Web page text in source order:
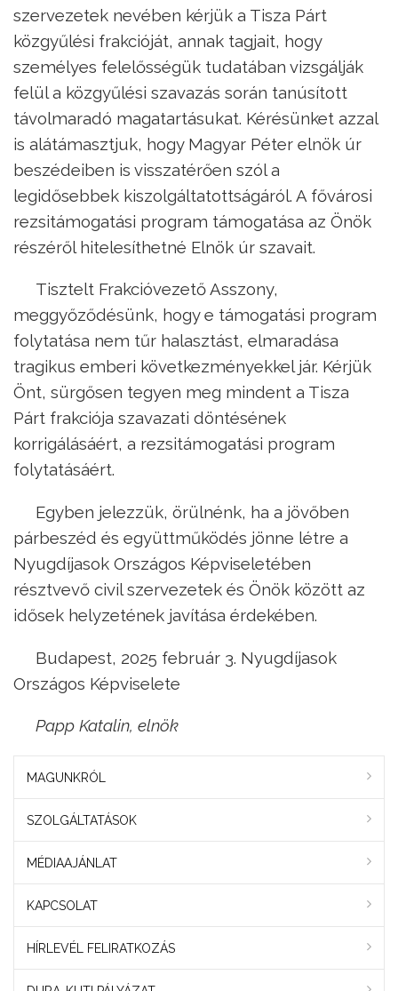
szervezetek nevében kérjük a Tisza Párt
közgyűlési frakcióját, annak tagjait, hogy
személyes felelősségük tudatában vizsgálják
felül a közgyűlési szavazás során tanúsított
távolmaradó magatartásukat. Kérésünket azzal
is alátámasztjuk, hogy Magyar Péter elnök úr
beszédeiben is visszatérően szól a
legidősebbek kiszolgáltatottságáról. A fővárosi
rezsitámogatási program támogatása az Önök
részéről hitelesíthetné Elnök úr szavait.
Tisztelt Frakcióvezető Asszony,
meggyőződésünk, hogy e támogatási program
folytatása nem tűr halasztást, elmaradása
tragikus emberi következményekkel jár. Kérjük
Önt, sürgősen tegyen meg mindent a Tisza
Párt frakciója szavazati döntésének
korrigálásáért, a rezsitámogatási program
folytatásáért.
Egyben jelezzük, örülnénk, ha a jövőben
párbeszéd és együttműködés jönne létre a
Nyugdíjasok Országos Képviseletében
résztvevő civil szervezetek és Önök között az
idősek helyzetének javítása érdekében.
Budapest, 2025 február 3. Nyugdíjasok
Országos Képviselete
Papp Katalin, elnök
MAGUNKRÓL
SZOLGÁLTATÁSOK
MÉDIAAJÁNLAT
KAPCSOLAT
HÍRLEVÉL FELIRATKOZÁS